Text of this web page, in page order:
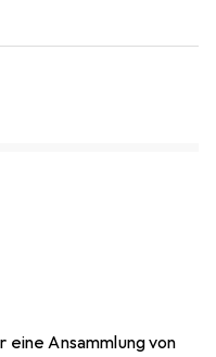
eine Ansammlung von